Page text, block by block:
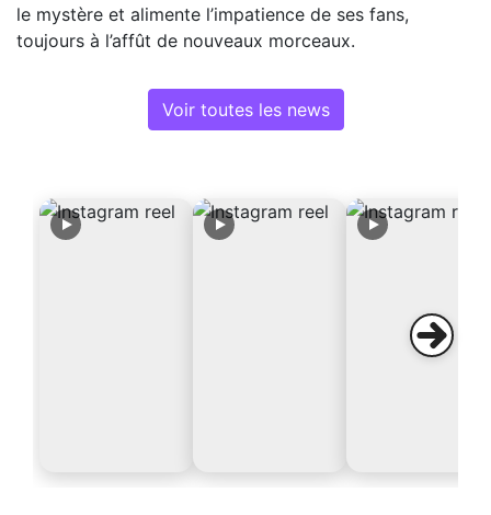
le mystère et alimente l’impatience de ses fans,
toujours à l’affût de nouveaux morceaux.
Voir toutes les news